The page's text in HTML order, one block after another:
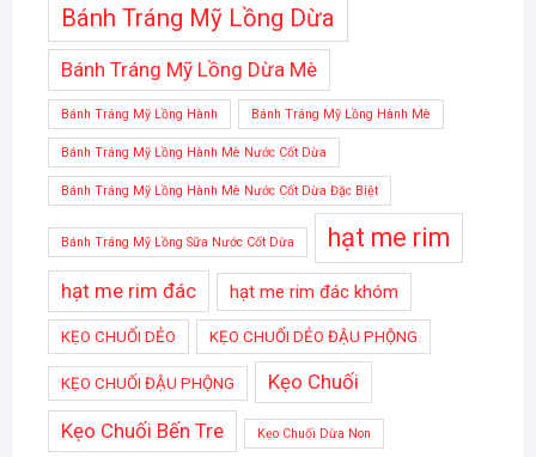
Bánh Tráng Mỹ Lồng Dừa
Bánh Tráng Mỹ Lồng Dừa Mè
Bánh Tráng Mỹ Lồng Hành Bánh Tráng Mỹ Lồng Hành Mè
Bánh Tráng Mỹ Lồng Hành Mè Nước Cốt Dừa
Bánh Tráng Mỹ Lồng Hành Mè Nước Cốt Dừa Đặc Biệt
Bánh Tráng Mỹ Lồng Sữa Nước Cốt Dừa hạt me rim
hạt me rim đác hạt me rim đác khóm
KẸO CHUỐI DẺO KẸO CHUỐI DẺO ĐẬU PHỘNG
KẸO CHUỐI ĐẬU PHỘNG Kẹo Chuối
Kẹo Chuối Bến Tre Kẹo Chuối Dừa Non